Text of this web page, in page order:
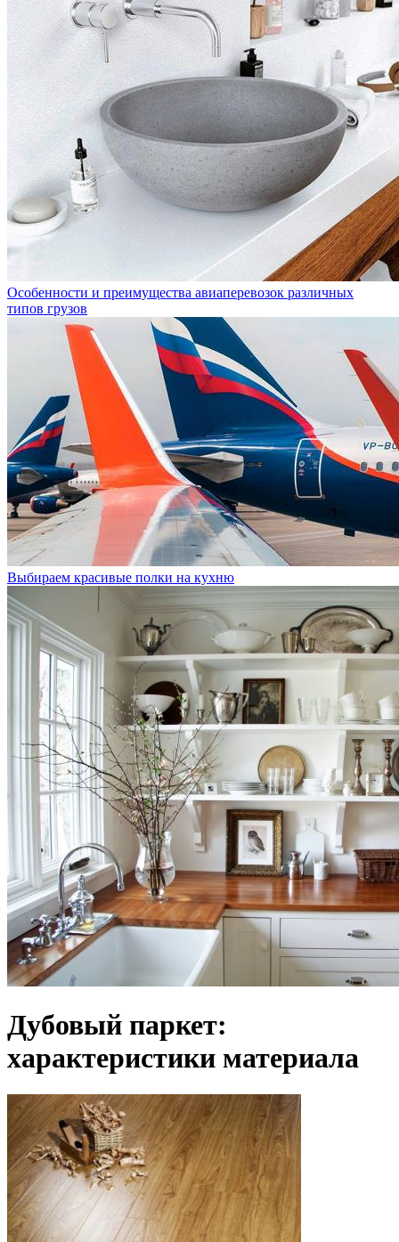
Особенности и преимущества авиаперевозок различных
типов грузов
Выбираем красивые полки на кухню
Дубовый паркет:
характеристики материала